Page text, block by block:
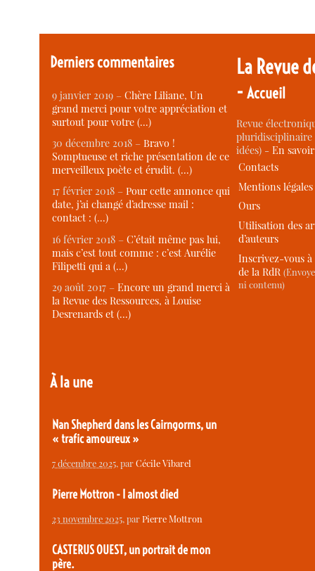
Derniers commentaires
9 janvier 2019 –Chère Liliane, Un
grand merci pour votre appréciation et
surtout pour votre (…)
30 décembre 2018 –Bravo !
Somptueuse et riche présentation de ce
merveilleux poète et érudit. (…)
17 février 2018 –Pour cette annonce qui
date, j’ai changé d’adresse mail :
contact : (…)
16 février 2018 –C’était même pas lui,
mais c’est tout comme : c’est Aurélie
Filipetti qui a (…)
29 août 2017 –Encore un grand merci à
la Revue des Ressources, à Louise
Desrenards et (…)
À la une
Nan Shepherd dans les Cairngorms, un
« trafic amoureux »
7 décembre 2025, parCécile Vibarel
Pierre Mottron - I almost died
23 novembre 2025, parPierre Mottron
CASTERUS OUEST, un portrait de mon
père.
La Revue
-Accueil
Revue
idées) -En
Contacts
Mentions légales
Ours
Utilisation des
d’auteurs
Inscrivez-vous
de la RdR
ni contenu)